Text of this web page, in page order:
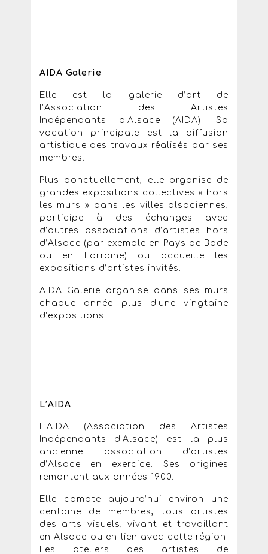
AIDA Galerie
Elle est la galerie d’art de
l’Association des Artistes
Indépendants d’Alsace (AIDA). Sa
vocation principale est la diffusion
artistique des travaux réalisés par ses
membres.
Plus ponctuellement, elle organise de
grandes expositions collectives « hors
les murs » dans les villes alsaciennes,
participe à des échanges avec
d’autres associations d’artistes hors
d’Alsace (par exemple en Pays de Bade
ou en Lorraine) ou accueille les
expositions d’artistes invités.
AIDA Galerie organise dans ses murs
chaque année plus d’une vingtaine
d’expositions.
L’AIDA
L’AIDA (Association des Artistes
Indépendants d’Alsace) est la plus
ancienne association d’artistes
d’Alsace en exercice. Ses origines
remontent aux années 1900.
Elle compte aujourd’hui environ une
centaine de membres, tous artistes
des arts visuels, vivant et travaillant
en Alsace ou en lien avec cette région.
Les ateliers des artistes de